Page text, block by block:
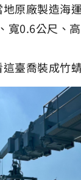
原廠製造海
寬0.6公尺、
臺喬裝成竹